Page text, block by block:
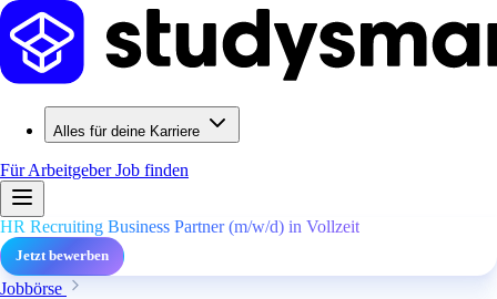
Alles für deine Karriere
Für ArbeitgeberJob finden
HR Recruiting Business Partner (m/w/d) in Vollzeit
Jetzt bewerben
Jobbörse